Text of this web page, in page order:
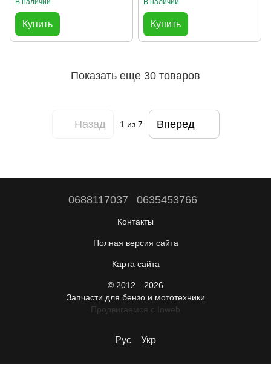
В наличии
Купить
В наличии
Купить
Показать еще 30 товаров
Назад 1из 7 Вперед
0688117037 0635453766
Контакты
Полная версия сайта
Карта сайта
© 2012—2026
Запчасти для бензо и мототехники
Продвигаемся c Inweb
Рус Укр